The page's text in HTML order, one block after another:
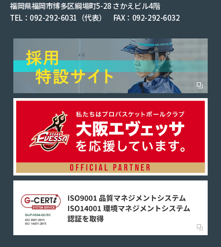
福岡県福岡市博多区綱場町5-28 さかえビル4階
TEL：092-292-6031（代表） FAX：092-292-6032